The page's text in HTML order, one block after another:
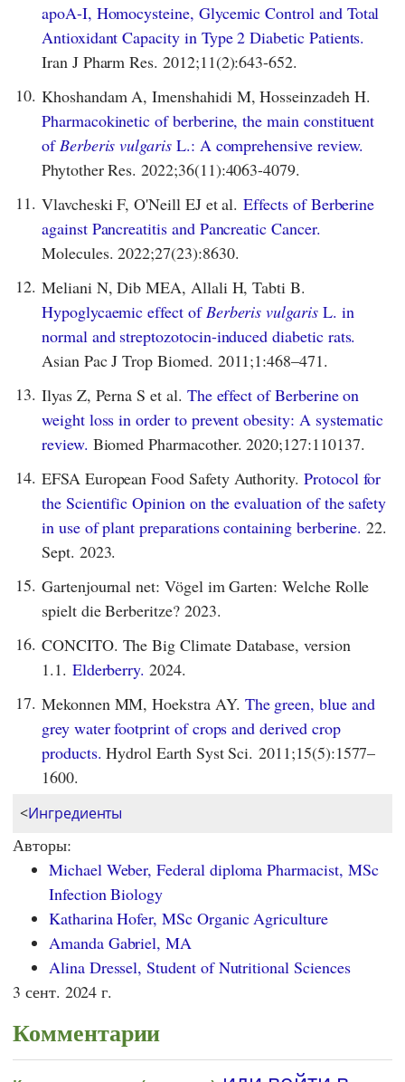
apoA-I, Homocysteine, Glycemic Control and Total
Antioxidant Capacity in Type 2 Diabetic Patients.
Iran J Pharm Res. 2012;11(2):643-652.
10. Khoshandam A, Imenshahidi M, Hosseinzadeh H.
Pharmacokinetic of berberine, the main constituent
of Berberis vulgarisL.: A comprehensive review.
Phytother Res. 2022;36(11):4063-4079.
11. Vlavcheski F, O'Neill EJ et al.Effects of Berberine
against Pancreatitis and Pancreatic Cancer.
Molecules. 2022;27(23):8630.
12. Meliani N, Dib MEA, Allali H, Tabti B.
Hypoglycaemic effect of Berberis vulgarisL. in
normal and streptozotocin-induced diabetic rats.
Asian Pac J Trop Biomed. 2011;1:468–471.
13. Ilyas Z, Perna S et al. The effect of Berberine on
weight loss in order to prevent obesity: A systematic
review. Biomed Pharmacother. 2020;127:110137.
14. EFSA European Food Safety Authority.Protocol for
the Scientific Opinion on the evaluation of the safety
in use of plant preparations containing berberine. 22.
Sept. 2023.
15. Gartenjournal net: Vögel im Garten: Welche Rolle
spielt die Berberitze? 2023.
16. CONCITO. The Big Climate Database, version
1.1. Elderberry. 2024.
17. Mekonnen MM, Hoekstra AY. The green, blue and
grey water footprint of crops and derived crop
products. Hydrol Earth Syst Sci. 2011;15(5):1577–
1600.
<Ингредиенты
Авторы:
Michael Weber, Federal diploma Pharmacist, MSc
Infection Biology
Katharina Hofer, MSc Organic Agriculture
Amanda Gabriel, MA
Alina Dressel, Student of Nutritional Sciences
3 сент. 2024 г.
Комментарии